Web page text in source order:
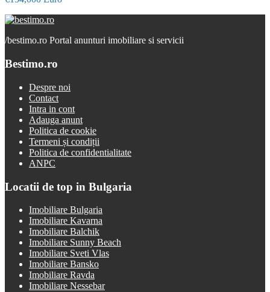
/bestimo.ro Portal anunturi imobiliare si servicii
Bestimo.ro
Despre noi
Contact
Intra in cont
Adauga anunt
Politica de cookie
Termeni și condiții
Politica de confidentialitate
ANPC
Locatii de top in Bulgaria
Imobiliare Bulgaria
Imobiliare Kavarna
Imobiliare Balchik
Imobiliare Sunny Beach
Imobiliare Sveti Vlas
Imobiliare Bansko
Imobiliare Ravda
Imobiliare Nessebar